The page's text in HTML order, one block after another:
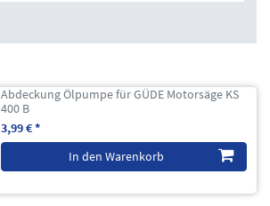
Abdeckung Ölpumpe für GÜDE Motorsäge KS
400 B
3,99 € *
In den Warenkorb